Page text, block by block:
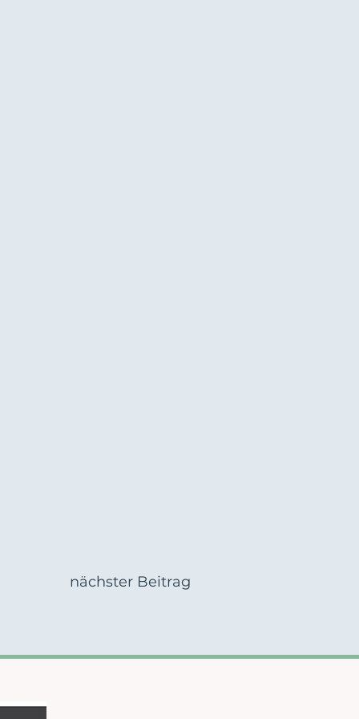
nächster Beitrag